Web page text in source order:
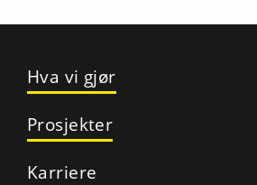
Hva vi gjør
Prosjekter
Karriere